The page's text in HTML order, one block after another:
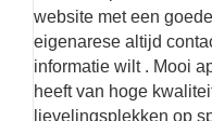
website met een
eigenarese altijd
informatie wilt . Mooi
heeft van hoge
lievelingsplekken op